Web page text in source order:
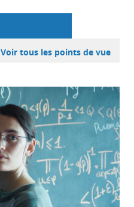
Voir tous les points de vue